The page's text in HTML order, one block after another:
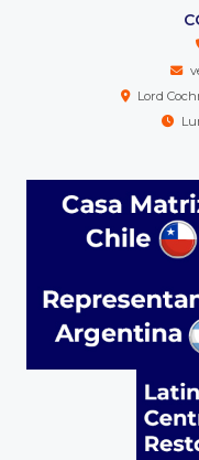
Lord